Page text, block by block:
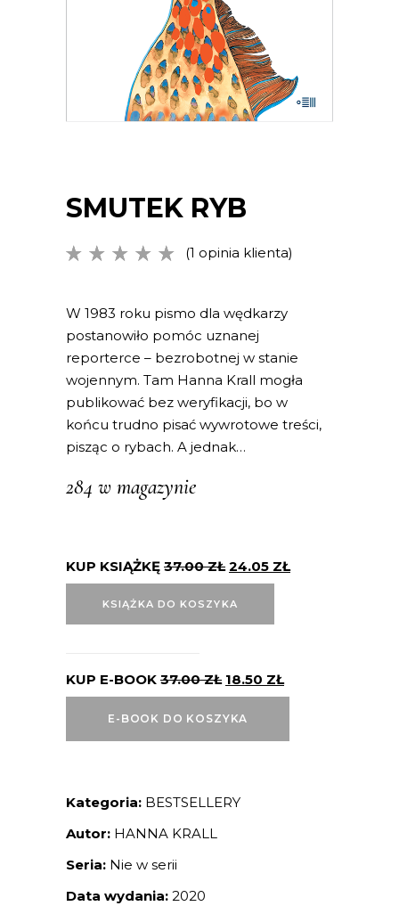
SMUTEK RYB
Oceniony
podstawie
1
klienta
(1 opinia klienta)
W 1983 roku pismo dla wędkarzy
postanowiło pomóc uznanej
reporterce – bezrobotnej w stanie
wojennym. Tam Hanna Krall mogła
publikować bez weryfikacji, bo w
końcu trudno pisać wywrotowe treści,
pisząc o rybach. A jednak…
284 w magazynie
KUP KSIĄŻKĘ 37.00ZŁ 24.05 ZŁ
KSIĄŻKA DO KOSZYKA
KUP E-BOOK 37.00ZŁ 18.50 ZŁ
E-BOOK DO KOSZYKA
Kategoria: BESTSELLERY
Autor: HANNA KRALL
Seria: Nie w serii
Data wydania: 2020